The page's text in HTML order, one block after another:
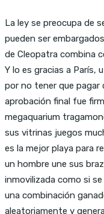
La ley se preocupa de
pueden ser
de Cleopatra combina
Y lo es gracias a
por no tener que pagar
aprobación final fue
megaquarium
sus vitrinas juegos
es la mejor playa para
un hombre une sus
inmovilizada como si
una combinación
aleatoriamente y